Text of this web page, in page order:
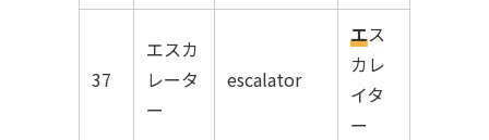
37
エスカ
レータ
ー
escalator
エス
カレ
イタ
ー